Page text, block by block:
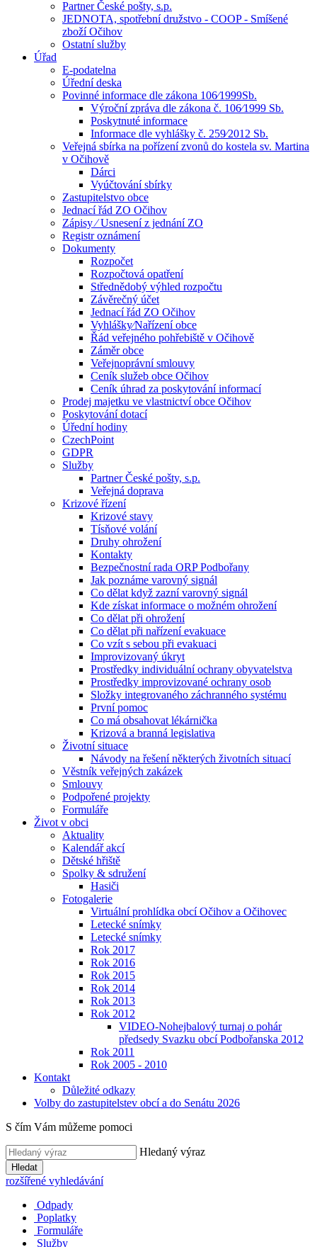
Partner České pošty, s.p.
JEDNOTA, spotřební družstvo - COOP - Smíšené
zboží Očihov
Ostatní služby
Úřad
E-podatelna
Úřední deska
Povinné informace dle zákona 106⁄1999Sb.
Výroční zpráva dle zákona č. 106⁄1999 Sb.
Poskytnuté informace
Informace dle vyhlášky č. 259⁄2012 Sb.
Veřejná sbírka na pořízení zvonů do kostela sv. Martina
v Očihově
Dárci
Vyúčtování sbírky
Zastupitelstvo obce
Jednací řád ZO Očihov
Zápisy ⁄ Usnesení z jednání ZO
Registr oznámení
Dokumenty
Rozpočet
Rozpočtová opatření
Střednědobý výhled rozpočtu
Závěrečný účet
Jednací řád ZO Očihov
Vyhlášky⁄Nařízení obce
Řád veřejného pohřebiště v Očihově
Záměr obce
Veřejnoprávní smlouvy
Ceník služeb obce Očihov
Ceník úhrad za poskytování informací
Prodej majetku ve vlastnictví obce Očihov
Poskytování dotací
Úřední hodiny
CzechPoint
GDPR
Služby
Partner České pošty, s.p.
Veřejná doprava
Krizové řízení
Krizové stavy
Tísňové volání
Druhy ohrožení
Kontakty
Bezpečnostní rada ORP Podbořany
Jak poznáme varovný signál
Co dělat když zazní varovný signál
Kde získat informace o možném ohrožení
Co dělat při ohrožení
Co dělat při nařízení evakuace
Co vzít s sebou při evakuaci
Improvizovaný úkryt
Prostředky individuální ochrany obyvatelstva
Prostředky improvizované ochrany osob
Složky integrovaného záchranného systému
První pomoc
Co má obsahovat lékárnička
Krizová a branná legislativa
Životní situace
Návody na řešení některých životních situací
Věstník veřejných zakázek
Smlouvy
Podpořené projekty
Formuláře
Život v obci
Aktuality
Kalendář akcí
Dětské hřiště
Spolky & sdružení
Hasiči
Fotogalerie
Virtuální prohlídka obcí Očihov a Očihovec
Letecké snímky
Letecké snímky
Rok 2017
Rok 2016
Rok 2015
Rok 2014
Rok 2013
Rok 2012
VIDEO-Nohejbalový turnaj o pohár
předsedy Svazku obcí Podbořanska 2012
Rok 2011
Rok 2005 - 2010
Kontakt
Důležité odkazy
Volby do zastupitelstev obcí a do Senátu 2026
S čím Vám můžeme pomoci
Hledaný výraz
Hledat
rozšířené vyhledávání
Odpady
Poplatky
Formuláře
Služby